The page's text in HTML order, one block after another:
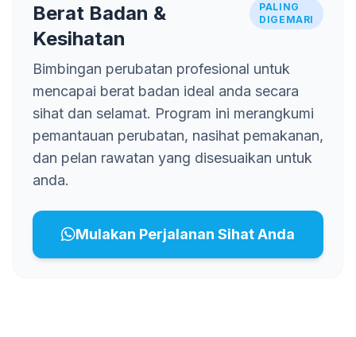
Berat Badan &
Kesihatan
PALING
DIGEMARI
Bimbingan perubatan profesional untuk
mencapai berat badan ideal anda secara
sihat dan selamat. Program ini merangkumi
pemantauan perubatan, nasihat pemakanan,
dan pelan rawatan yang disesuaikan untuk
anda.
Mulakan Perjalanan Sihat Anda